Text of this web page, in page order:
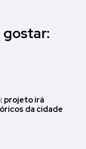
projeto irá
da cidade